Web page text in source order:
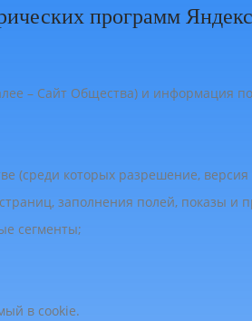
программ
– Сайт Общества) и информация
(среди которых разрешение,
заполнения полей, показы и
сегменты;
в cookie.